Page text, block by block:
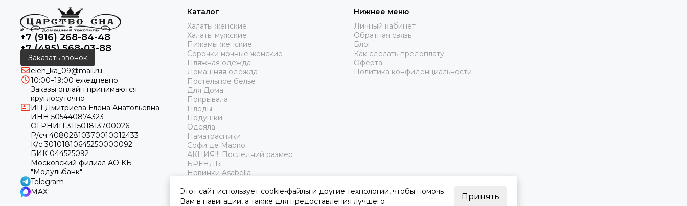
+7 (916) 268-84-48
+7 (495) 568-03-88
Заказать звонок
elen_ka_09@mail.ru
10:00–19:00 ежедневно
Заказы онлайн принимаются
круглосуточно
ИП Дмитриева Елена Анатольевна
ИНН 505440874323
ОГРНИП 311501813700026
Р/сч 40802810370010012433
К/с 30101810645250000092
БИК 044525092
Московский филиал АО КБ
"Модульбанк"
Telegram
MAX
Каталог
Халаты женские
Халаты мужские
Пижамы женские
Сорочки ночные женские
Пляжная одежда
Домашняя одежда
Постельное белье
Для Дома
Покрывала
Пледы
Подушки
Одеяла
Наматрасники
Софи де Марко
АКЦИЯ!!! Последний размер
БРЕНДЫ
Новинки Asabella
Нижнее меню
Личный кабинет
Обратная связь
Блог
Как сделать предоплату
Оферта
Политика конфиденциальности
Этот сайт использует cookie-файлы и другие технологии, чтобы помочь
Вам в навигации, а также для предоставления лучшего
Принять